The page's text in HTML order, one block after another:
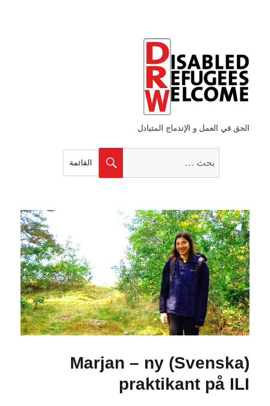
الحق في العمل و الإندماج المتبادل
بحث
القائمة
(Svenska) Marjan – ny
praktikant på ILI